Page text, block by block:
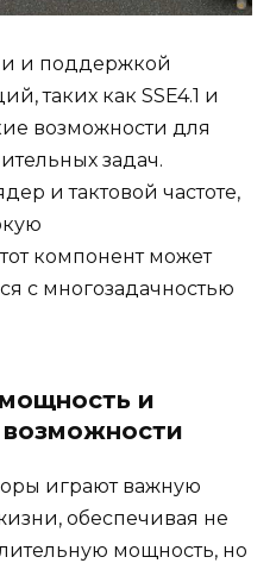
и поддержкой
таких как SSE4.1 и
возможности для
задач.
и тактовой частоте,
компонент может
с многозадачностью
и
играют важную
обеспечивая не
мощность, но